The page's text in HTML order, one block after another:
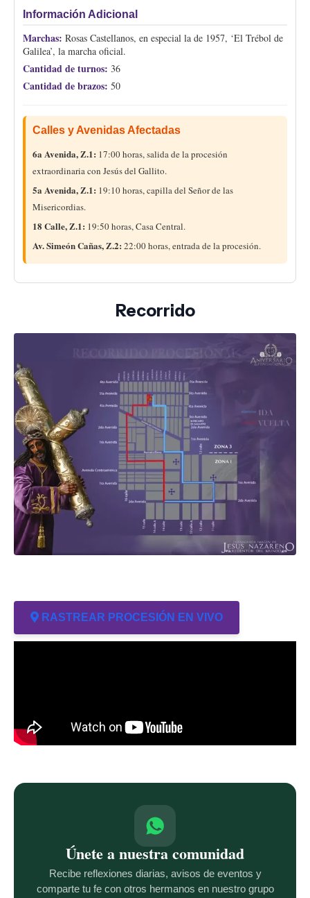
Información Adicional
Marchas: Rosas Castellanos, en especial la de 1957, ‘El Trébol de
Galilea’, la marcha oficial.
Cantidad de turnos: 36
Cantidad de brazos: 50
Calles y Avenidas Afectadas
6a Avenida, Z.1: 17:00 horas, salida de la procesión
extraordinaria con Jesús del Gallito.
5a Avenida, Z.1: 19:10 horas, capilla del Señor de las
Misericordias.
18 Calle, Z.1: 19:50 horas, Casa Central.
Av. Simeón Cañas, Z.2: 22:00 horas, entrada de la procesión.
Recorrido
RASTREAR PROCESIÓN EN VIVO
Únete a nuestra comunidad
Recibe reflexiones diarias, avisos de eventos y
comparte tu fe con otros hermanos en nuestro grupo